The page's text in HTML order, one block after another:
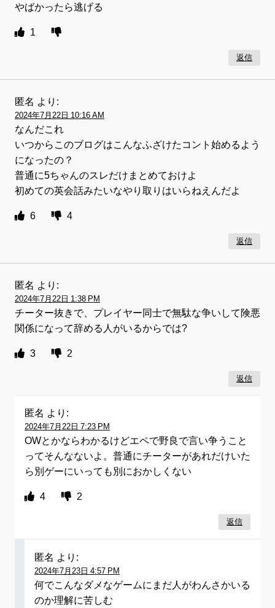
やばかったら逃げる
1
返信
匿名 より:
2024年7月22日 10:16 AM
なんだこれ
いつからこのブログはこんなふざけたコント始めるよう
になったの？
普通に5ちゃんのスレだけまとめておけよ
初めての英会話みたいなやり取りはいらねえんだよ
6 4
返信
匿名 より:
2024年7月22日 1:38 PM
チーター抜きで、プレイヤー同士で無駄な争いして険悪
関係になって辞める人がいるからでは?
3 2
返信
匿名 より:
2024年7月22日 7:23 PM
OWとかならわかるけどエペで野良で言い争うこと
ってそんなないよ。普通にチーターがあれだけいた
ら別ゲーにいっても別におかしくない
4 2
返信
匿名 より:
2024年7月23日 4:57 PM
何でこんなダメなゲームにまだ人がわんさかいる
のか理解に苦しむ